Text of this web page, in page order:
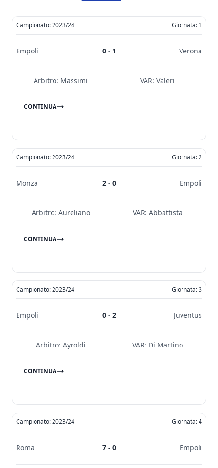
Campionato: 2023/24 Giornata: 1
Empoli 0 - 1 Verona
Arbitro: Massimi VAR: Valeri
CONTINUA
Campionato: 2023/24 Giornata: 2
Monza 2 - 0 Empoli
Arbitro: Aureliano VAR: Abbattista
CONTINUA
Campionato: 2023/24 Giornata: 3
Empoli 0 - 2 Juventus
Arbitro: Ayroldi VAR: Di Martino
CONTINUA
Campionato: 2023/24 Giornata: 4
Roma 7 - 0 Empoli